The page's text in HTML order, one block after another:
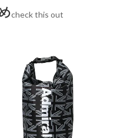
check this out